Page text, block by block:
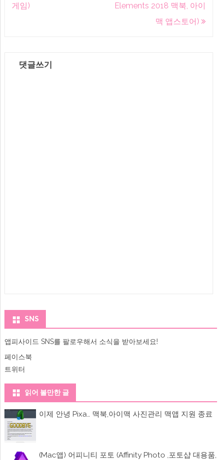
게
게임)
Elements 2018 맥북, 아이
맥 앱스토어)
댓글쓰기
SNS
앱피사이드 SNS를 팔로우해서 소식을 받아보세요!
페이스북
트위터
읽어 볼만한 글
이제 안녕 Pixa… 맥북,아이맥 사진관리 맥앱 지원 종료
(Mac앱) 어피니티 포토 (Affinity Photo ,포토샵 대용품,